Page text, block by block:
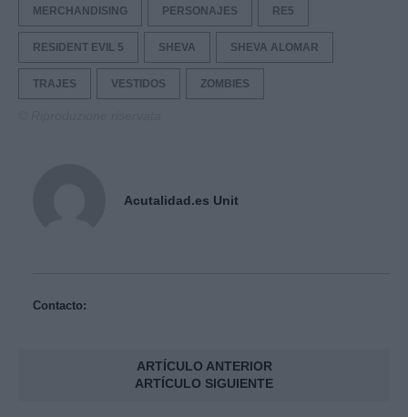
MERCHANDISING PERSONAJES RE5
RESIDENT EVIL 5 SHEVA SHEVA ALOMAR
TRAJES VESTIDOS ZOMBIES
Acutalidad.es Unit
Contacto:
ARTÍCULO ANTERIOR
ARTÍCULO SIGUIENTE